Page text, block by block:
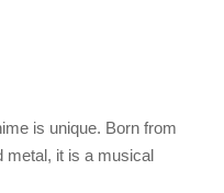
is unique. Born from
metal, it is a musical